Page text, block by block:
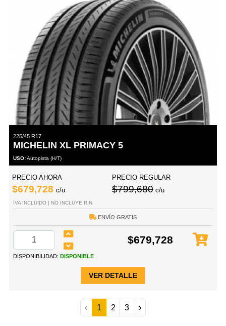
225/45 R17
MICHELIN XL PRIMACY 5
USO:Autopista (H/T)
PRECIO AHORA
$679,728 c/u
PRECIO REGULAR
$799,680 c/u
IVA INCLUIDO | NO INCLUYE RIN
ENVÍO GRATIS
$679,728
DISPONIBILIDAD: DISPONIBLE
VER DETALLE
‹ 1 2 3 ›